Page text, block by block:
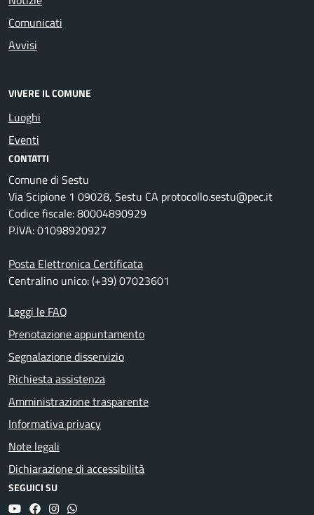
Comunicati
Avvisi
VIVERE IL COMUNE
Luoghi
Eventi
CONTATTI
Comune di Sestu
Via Scipione 1 09028, Sestu CA protocollo.sestu@pec.it
Codice fiscale: 80004890929
P.IVA: 01098920927
Posta Elettronica Certificata
Centralino unico: (+39) 07023601
Leggi le FAQ
Prenotazione appuntamento
Segnalazione disservizio
Richiesta assistenza
Amministrazione trasparente
Informativa privacy
Note legali
Dichiarazione di accessibilità
SEGUICI SU
YouTubeFacebookInstagram
Whatsapp